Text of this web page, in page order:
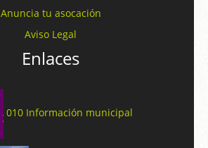
Anuncia tu asocación
Aviso Legal
Enlaces
010 Información municipal